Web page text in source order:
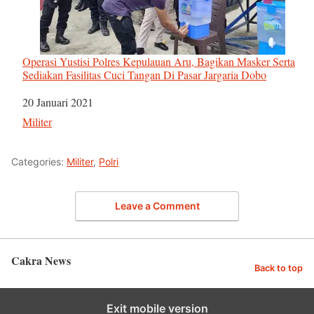
Operasi Yustisi Polres Kepulauan Aru, Bagikan Masker Serta
Sediakan Fasilitas Cuci Tangan Di Pasar Jargaria Dobo
Tanggal
20 Januari 2021
Sehubungan dengan
Militer
Categories: Militer, Polri
Leave a Comment
Cakra News Back to top
Exit mobile version